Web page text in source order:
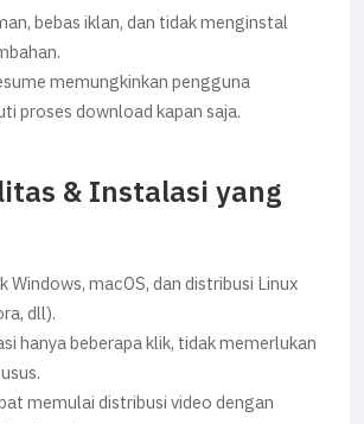
bebas iklan, dan tidak menginstal
memungkinkan pengguna
proses download kapan saja.
& Instalasi yang
Windows, macOS, dan distribusi Linux
dll).
hanya beberapa klik, tidak memerlukan
memulai distribusi video dengan